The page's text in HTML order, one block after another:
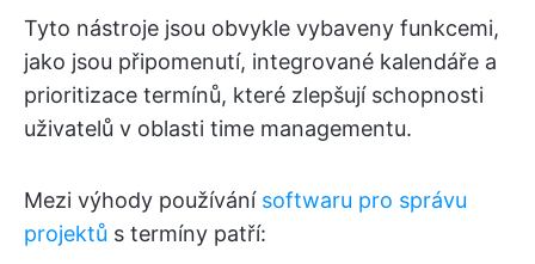
Tyto nástroje jsou obvykle vybaveny funkcemi,
jako jsou připomenutí, integrované kalendáře a
prioritizace termínů, které zlepšují schopnosti
uživatelů v oblasti time managementu.
Mezi výhody používání softwaru pro správu
projektů s termíny patří: